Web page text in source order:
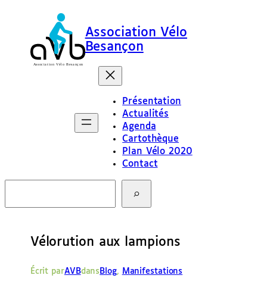
Association Vélo
Besançon
Présentation
Actualités
Agenda
Cartothèque
Plan Vélo 2020
Contact
c
Vélorution aux lampions
Écrit parAVBdans Blog, Manifestations